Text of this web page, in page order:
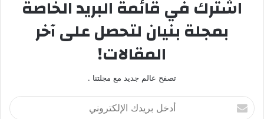
اشترك في قائمة البريد الخاصة
بمجلة بنيان لتحصل على آخر
المقالات!
تصفح عالم جديد مع مجلتنا .
أدخل
بريدك